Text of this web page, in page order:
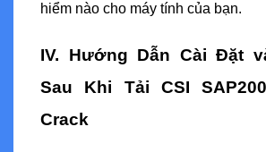
hiểm nào cho máy tính của bạn.
IV. Hướng Dẫn Cài Đặt
Sau Khi Tải CSI
Crack